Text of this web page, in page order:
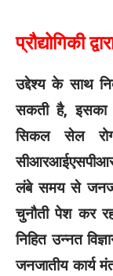
प्रौद्योगिकी
उद्देश्य के साथ
सकती है, इसका
सिकल सेल
लंबे समय से
चुनौती पेश कर
निहित उन्नत
जनजातीय कार्य